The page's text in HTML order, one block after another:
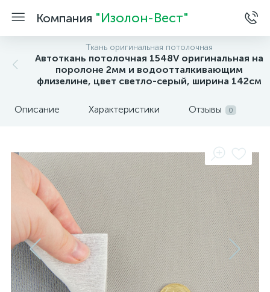
Компания "Изолон-Вест"
Ткань оригинальная потолочная
Автоткань потолочная 1548V оригинальная на
поролоне 2мм и водоотталкивающим
флизелине, цвет светло-серый, ширина 142см
Описание Характеристики Отзывы 0